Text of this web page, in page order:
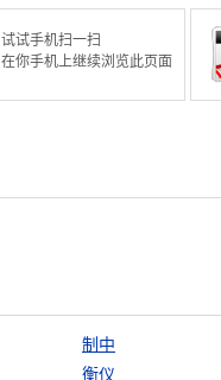
试试手机扫一扫
在你手机上继续浏览此页面
制中
衡仪